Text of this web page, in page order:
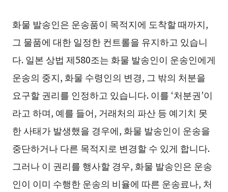
화물 발송인은 운송품이 목적지에 도착할 때까지,
그 물품에 대한 일정한 컨트롤을 유지하고 있습니
다. 일본 상법 제580조는 화물 발송인이 운송인에게
운송의 중지, 화물 수령인의 변경, 그 밖의 처분을
요구할 권리를 인정하고 있습니다. 이를 ‘처분권’이
라고 하며, 예를 들어, 거래처의 파산 등 예기치 못
한 사태가 발생했을 경우에, 화물 발송인이 운송을
중단하거나 다른 목적지로 변경할 수 있게 합니다.
그러나 이 권리를 행사할 경우, 화물 발송인은 운송
인이 이미 수행한 운송의 비율에 따른 운송료나, 처